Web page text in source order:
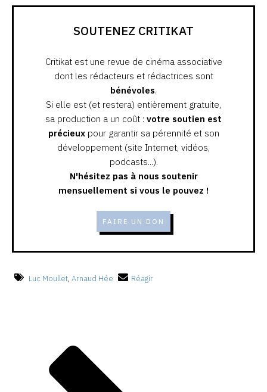
SOUTENEZ CRITIKAT
Critikat est une revue de cinéma associative
dont les rédacteurs et rédactrices sont
bénévoles.
Si elle est (et restera) entièrement gratuite,
sa production a un coût : votre soutien est
précieuxpour garantir sa pérennité et son
développement (site Internet, vidéos,
podcasts...).
N'hésitez pas à nous soutenir
mensuellement si vous le pouvez !
FAIRE UN DON
Luc Moullet, Arnaud Hée Réagir